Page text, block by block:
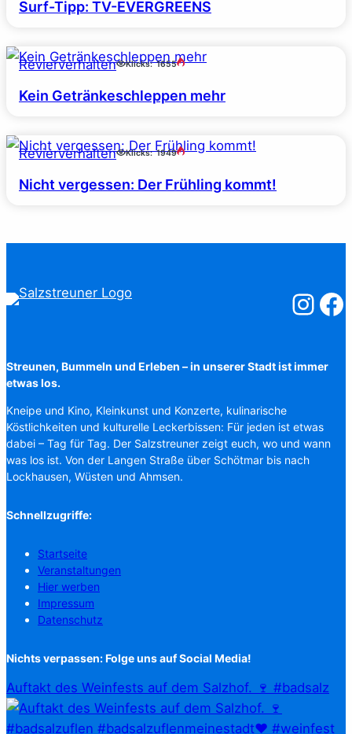
Surf-Tipp: TV-EVERGREENS
Revierverhalten Klicks: 1655
Kein Getränkeschleppen mehr
Revierverhalten Klicks: 1949
Nicht vergessen: Der Frühling kommt!
Streunen, Bummeln und Erleben – in unserer Stadt ist immer
etwas los.
Kneipe und Kino, Kleinkunst und Konzerte, kulinarische
Köstlichkeiten und kulturelle Leckerbissen: Für jeden ist etwas
dabei – Tag für Tag. Der Salzstreuner zeigt euch, wo und wann
was los ist. Von der Langen Straße über Schötmar bis nach
Lockhausen, Wüsten und Ahmsen.
Schnellzugriffe:
Startseite
Veranstaltungen
Hier werben
Impressum
Datenschutz
Nichts verpassen: Folge uns auf Social Media!
Auftakt des Weinfests auf dem Salzhof. 🍷 #badsalz